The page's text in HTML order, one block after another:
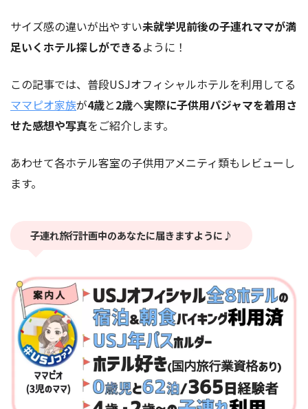
サイズ感の違いが出やすい未就学児前後の子連れママが満
足いくホテル探しができるように！
この記事では、普段USJオフィシャルホテルを利用してる
ママピオ家族が4歳と2歳へ実際に子供用パジャマを着用さ
せた感想や写真をご紹介します。
あわせて各ホテル客室の子供用アメニティ類もレビューし
ます。
子連れ旅行計画中のあなたに届きますように♪